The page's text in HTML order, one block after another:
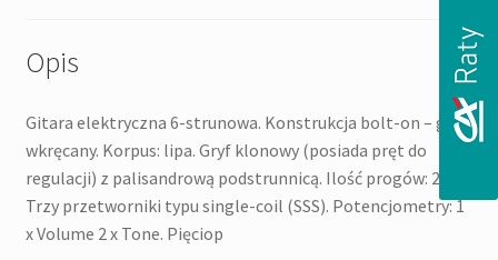
Opis
Gitara elektryczna 6-strunowa. Konstrukcja bolt-on – gryf
wkręcany. Korpus: lipa. Gryf klonowy (posiada pręt do
regulacji) z palisandrową podstrunnicą. Ilość progów: 21.
Trzy przetworniki typu single-coil (SSS). Potencjometry: 1
x Volume 2 x Tone. Pięciop